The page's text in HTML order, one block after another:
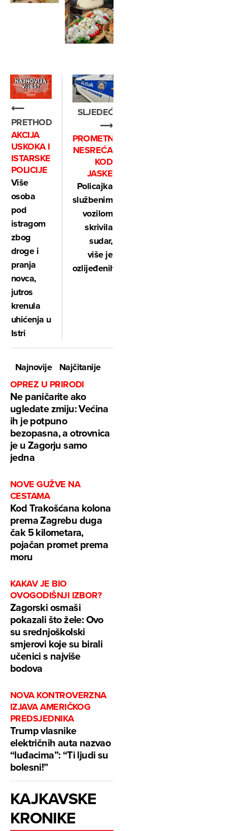
⟵
PRETHODNO
AKCIJA
USKOKA I
ISTARSKE
POLICIJE
Više
osoba
pod
istragom
zbog
droge i
pranja
novca,
jutros
krenula
uhićenja u
Istri
SLJEDEĆE
⟶
PROMETNA
NESREĆA
KOD
JASKE
Policajka
službenim
vozilom
skrivila
sudar,
više je
ozlijeđenih
Najnovije
Najčitanije
OPREZ U PRIRODI
Ne paničarite ako
ugledate zmiju: Većina
ih je potpuno
bezopasna, a otrovnica
je u Zagorju samo
jedna
NOVE GUŽVE NA
CESTAMA
Kod Trakošćana kolona
prema Zagrebu duga
čak 5 kilometara,
pojačan promet prema
moru
KAKAV JE BIO
OVOGODIŠNJI IZBOR?
Zagorski osmaši
pokazali što žele: Ovo
su srednjoškolski
smjerovi koje su birali
učenici s najviše
bodova
NOVA KONTROVERZNA
IZJAVA AMERIČKOG
PREDSJEDNIKA
Trump vlasnike
električnih auta nazvao
“luđacima”: “Ti ljudi su
bolesni!”
KAJKAVSKE
KRONIKE